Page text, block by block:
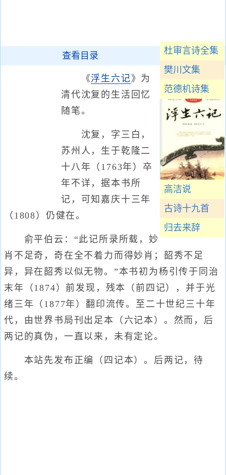
杜审言诗全集
樊川文集
范德机诗集
高洁说
古诗十九首
归去来辞
查看目录
《浮生六记》为
清代沈复的生活回忆
随笔。
沈复，字三白，
苏州人，生于乾隆二
十八年（1763年）卒
年不详，据本书所
记，可知嘉庆十三年
（1808）仍健在。
俞平伯云：“此记所录所载，妙
肖不足奇，奇在全不着力而得妙肖；韶秀不足
异，异在韶秀以似无物。”本书初为杨引传于同治
末年（1874）前发现，残本（前四记），并于光
绪三年（1877年）翻印流传。至二十世纪三十年
代，由世界书局刊出足本（六记本）。然而，后
两记的真伪，一直以来，未有定论。
本站先发布正编（四记本）。后两记，待
续。